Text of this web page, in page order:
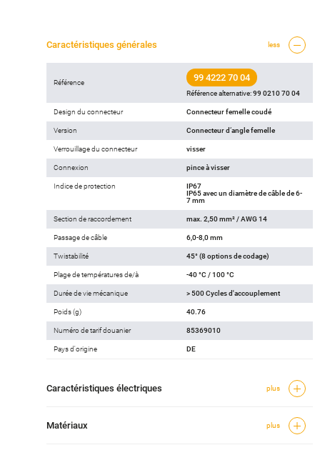
Caractéristiques générales less
Référence 99 4222 70 04
Référence alternative:99 0210 70 04
Design du connecteur Connecteur femelle coudé
Version Connecteur d‘angle femelle
Verrouillage du connecteur visser
Connexion pince à visser
Indice de protection
IP67
IP65 avec un diamètre de câble de 6-
7 mm
Section de raccordement max. 2,50 mm² / AWG 14
Passage de câble 6,0-8,0 mm
Twistabilité 45° (8 options de codage)
Plage de températures de/à -40 °C / 100 °C
Durée de vie mécanique > 500 Cycles d'accouplement
Poids (g) 40.76
Numéro de tarif douanier 85369010
Pays d'origine DE
Caractéristiques électriques plus
Matériaux plus